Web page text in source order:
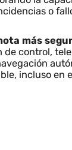
sensores y
USV,
de manera
de
y